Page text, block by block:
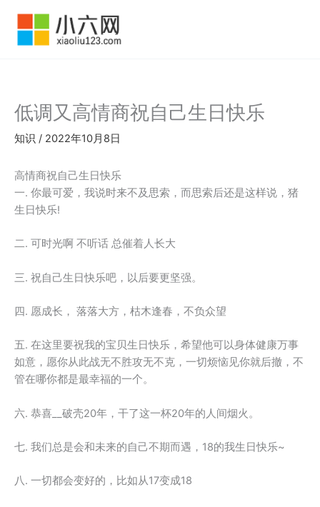
低调又高情商祝自己生日快乐
知识 / 2022年10月8日
高情商祝自己生日快乐
一. 你最可爱，我说时来不及思索，而思索后还是这样说，猪
生日快乐!
二. 可时光啊 不听话 总催着人长大
三. 祝自己生日快乐吧，以后要更坚强。
四. 愿成长， 落落大方，枯木逢春，不负众望
五. 在这里要祝我的宝贝生日快乐，希望他可以身体健康万事
如意，愿你从此战无不胜攻无不克，一切烦恼见你就后撤，不
管在哪你都是最幸福的一个。
六. 恭喜__破壳20年，干了这一杯20年的人间烟火。
七. 我们总是会和未来的自己不期而遇，18的我生日快乐~
八. 一切都会变好的，比如从17变成18